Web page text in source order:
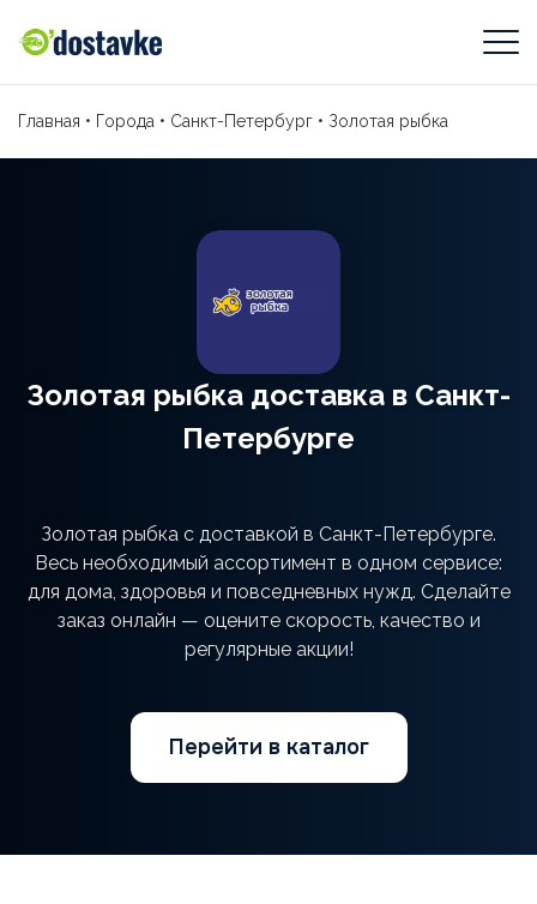
Главная • Города • Санкт-Петербург • Золотая рыбка
Золотая рыбка доставка в Санкт-
Петербурге
Золотая рыбка с доставкой в Санкт-Петербурге.
Весь необходимый ассортимент в одном сервисе:
для дома, здоровья и повседневных нужд. Сделайте
заказ онлайн — оцените скорость, качество и
регулярные акции!
Перейти в каталог